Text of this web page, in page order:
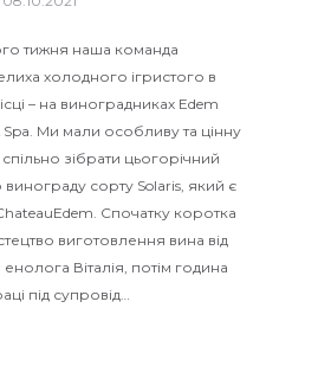
тижня наша команда
холодного ігристого в
– на виноградниках Edem
Spa. Ми мали особливу та цінну
зібрати цьогорічний
сорту Solaris, який є
Спочатку коротка
виготовлення вина від
Віталія, потім година
під супровід…